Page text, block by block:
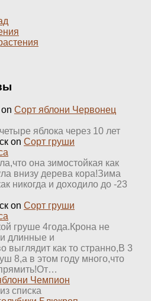
on Сорт яблони Червонец
яблока через 10 лет
on Сорт груши
она зимостойкая как
внизу дерева кора!Зима
никогда и доходило до -23
on Сорт груши
груше 4года.Крона не
длинные и
выглядит как то странно,В 3
8,а в этом году много,что
Чемпион
списка